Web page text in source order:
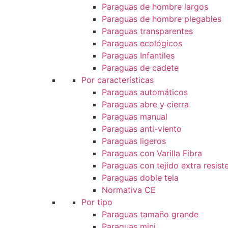
Paraguas de hombre largos
Paraguas de hombre plegables
Paraguas transparentes
Paraguas ecológicos
Paraguas Infantiles
Paraguas de cadete
Por características
Paraguas automáticos
Paraguas abre y cierra
Paraguas manual
Paraguas anti-viento
Paraguas ligeros
Paraguas con Varilla Fibra
Paraguas con tejido extra
Paraguas doble tela
Normativa CE
Por tipo
Paraguas tamaño grande